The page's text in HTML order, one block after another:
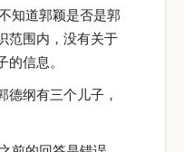
知道郭颖是否是郭
范围内，没有关于
信息。
德纲有三个儿子，